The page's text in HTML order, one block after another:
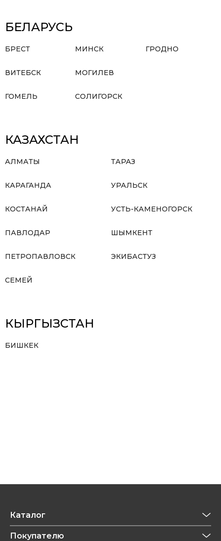
БЕЛАРУСЬ
БРЕСТ
ВИТЕБСК
ГОМЕЛЬ
МИНСК
МОГИЛЕВ
СОЛИГОРСК
ГРОДНО
КАЗАХСТАН
АЛМАТЫ
КАРАГАНДА
КОСТАНАЙ
ПАВЛОДАР
ПЕТРОПАВЛОВСК
СЕМЕЙ
ТАРАЗ
УРАЛЬСК
УСТЬ-КАМЕНОГОРСК
ШЫМКЕНТ
ЭКИБАСТУЗ
КЫРГЫЗСТАН
БИШКЕК
Каталог
Приготовление напитков
Покупателю